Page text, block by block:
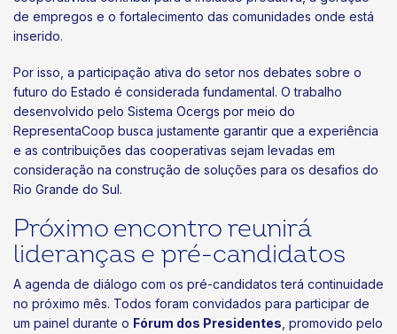
de empregos e o fortalecimento das comunidades onde está
inserido.
Por isso, a participação ativa do setor nos debates sobre o
futuro do Estado é considerada fundamental. O trabalho
desenvolvido pelo Sistema Ocergs por meio do
RepresentaCoop busca justamente garantir que a experiência
e as contribuições das cooperativas sejam levadas em
consideração na construção de soluções para os desafios do
Rio Grande do Sul.
Próximo encontro reunirá
lideranças e pré-candidatos
A agenda de diálogo com os pré-candidatos terá continuidade
no próximo mês. Todos foram convidados para participar de
um painel durante o Fórum dos Presidentes , promovido pelo